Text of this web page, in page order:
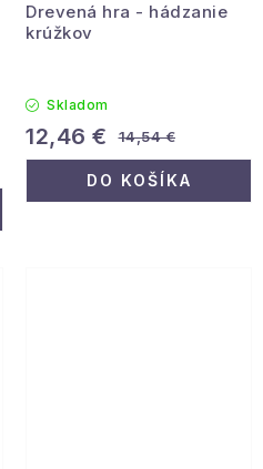
Drevená hra - hádzanie
krúžkov
Skladom
12,46 € 14,54 €
DO KOŠÍKA